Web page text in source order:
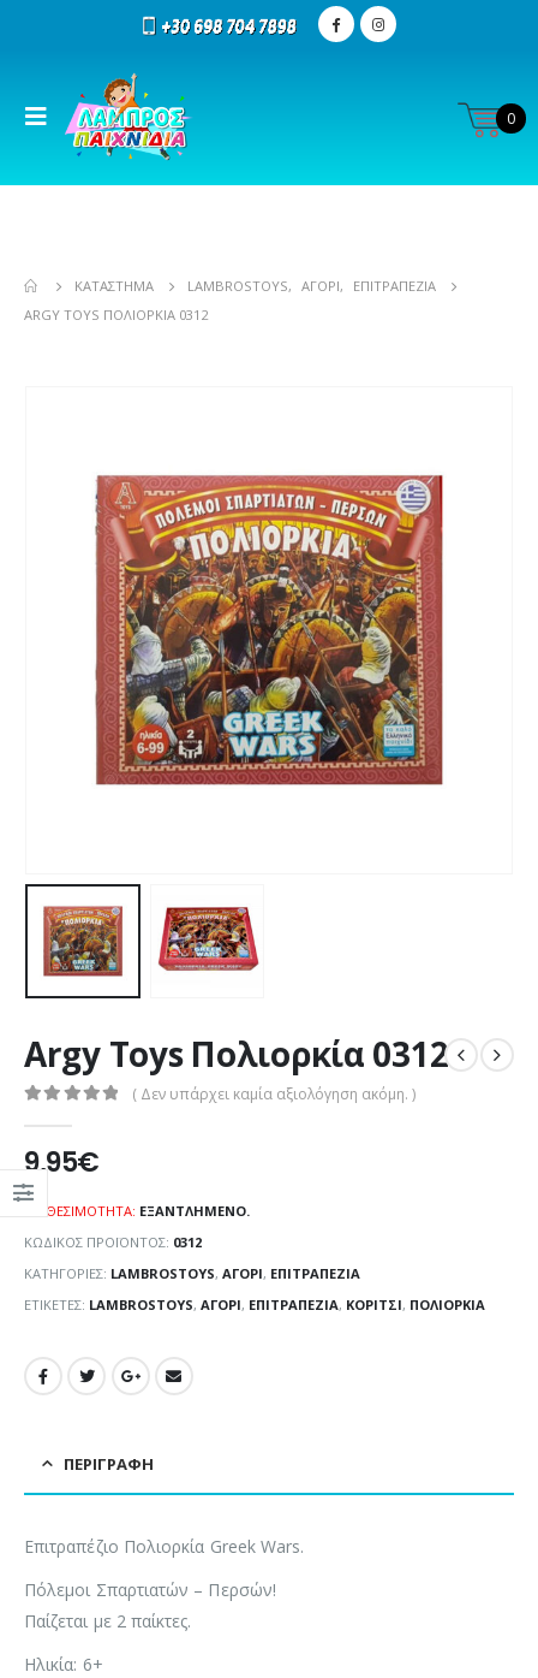
0
ΚΑΤΆΣΤΗΜΑ LAMBROSTOYS, ΑΓΌΡΙ,
ΕΠΙΤΡΑΠΕΖΊΑ
ARGY TOYS ΠΟΛΙΟΡΚΊΑ 0312
Argy Toys Πολιορκία 0312
( Δεν υπάρχει καμία αξιολόγηση ακόμη. )
9,95€
ΔΙΑΘΕΣΙΜΌΤΗΤΑ: ΕΞΑΝΤΛΗΜΈΝΟ.
ΚΩΔΙΚΌΣ ΠΡΟΪΌΝΤΟΣ: 0312
ΚΑΤΗΓΟΡΊΕΣ: LAMBROSTOYS, ΑΓΌΡΙ, ΕΠΙΤΡΑΠΕΖΊΑ
ΕΤΙΚΈΤΕΣ: LAMBROSTOYS, ΑΓΌΡΙ, ΕΠΙΤΡΑΠΈΖΙΑ, ΚΟΡΊΤΣΙ, ΠΟΛΙΟΡΚΊΑ
ΠΕΡΙΓΡΑΦΉ
Επιτραπέζιο Πολιορκία Greek Wars.
Πόλεμοι Σπαρτιατών – Περσών!
Παίζεται με 2 παίκτες.
Ηλικία: 6+